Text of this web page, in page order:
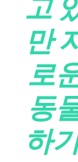
만
로
동
하